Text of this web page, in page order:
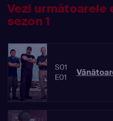
Vezi următoarele
sezon 1
S01
E01